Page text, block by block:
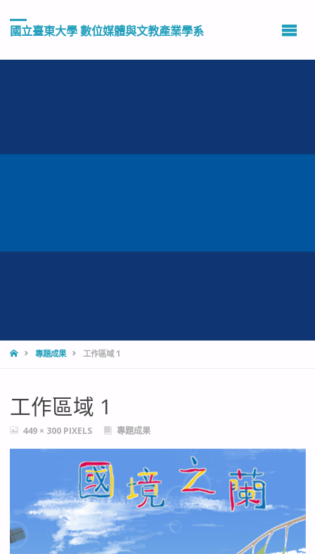
國立臺東大學 數位媒體與文教產業學系
HOME專題成果 工作區域 1
工作區域 1
FULL449 × 300 PIXELS 專題成果